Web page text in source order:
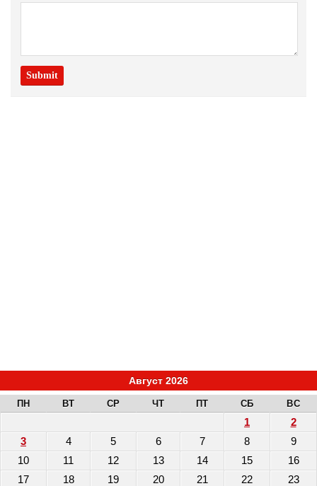
Август 2026
ПН ВТ СР ЧТ ПТ СБ ВС
1
2
3
4 5 6 7 8
9
10
11 12 13 14 15
16
17
18 19 20 21 22
23